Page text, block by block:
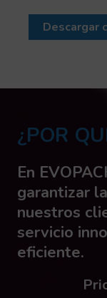
Descargar
¿POR
En
garantizar
nuestros
servicio
eficiente.